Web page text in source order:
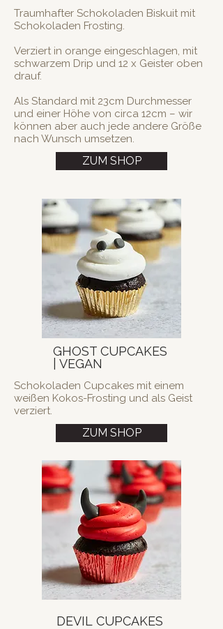
Traumhafter Schokoladen Biskuit mit
Schokoladen Frosting.
Verziert in orange eingeschlagen, mit
schwarzem Drip und 12 x Geister oben
drauf.
Als Standard mit 23cm Durchmesser
und einer Höhe von circa 12cm – wir
können aber auch jede andere Größe
nach Wunsch umsetzen.
ZUM SHOP
GHOST CUPCAKES
| VEGAN
Schokoladen Cupcakes mit einem
weißen Kokos-Frosting und als Geist
verziert. ​
ZUM SHOP
DEVIL CUPCAKES